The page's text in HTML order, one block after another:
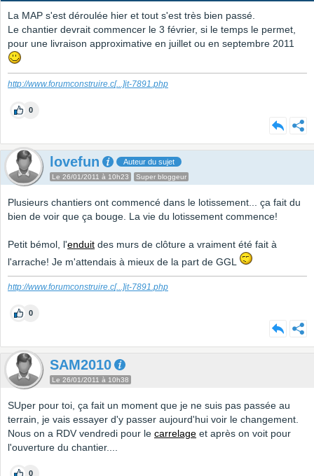
La MAP s'est déroulée hier et tout s'est très bien passé.
Le chantier devrait commencer le 3 février, si le temps le permet,
pour une livraison approximative en juillet ou en septembre 2011
http://www.forumconstruire.c[...]it-7891.php
0
lovefun Auteur du sujet
Le 26/01/2011 à 10h23 Super bloggeur
Plusieurs chantiers ont commencé dans le lotissement... ça fait du
bien de voir que ça bouge. La vie du lotissement commence!
Petit bémol, l'enduit des murs de clôture a vraiment été fait à
l'arrache! Je m'attendais à mieux de la part de GGL
http://www.forumconstruire.c[...]it-7891.php
0
SAM2010
Le 26/01/2011 à 10h38
SUper pour toi, ça fait un moment que je ne suis pas passée au
terrain, je vais essayer d'y passer aujourd'hui voir le changement.
Nous on a RDV vendredi pour le carrelage et après on voit pour
l'ouverture du chantier....
0